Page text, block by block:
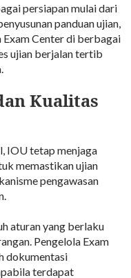
persiapan mulai dari
panduan ujian,
Center di berbagai
ujian berjalan tertib
Kualitas
IOU tetap menjaga
memastikan ujian
pengawasan
aturan yang berlaku
Pengelola Exam
dokumentasi
terdapat